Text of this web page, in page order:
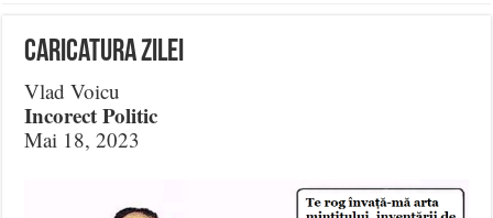
Caricatura Zilei
Vlad Voicu
Incorect Politic
Mai 18, 2023